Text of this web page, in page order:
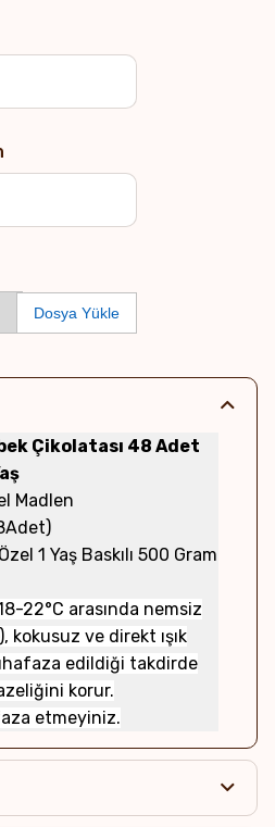
Dosya Yükle
Çikolatası 48 Adet
Madlen
1 Yaş Baskılı 500 Gram
22°C arasında nemsiz
kokusuz ve direkt ışık
edildiği takdirde
korur.
etmeyiniz.